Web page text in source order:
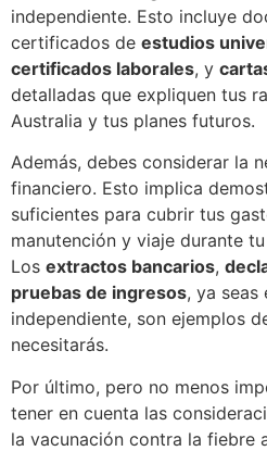
independiente. Esto incluye
certificados de estudios
certificados laborales, y
detalladas que expliquen tus
Australia y tus planes futuros.
Además, debes considerar la
financiero. Esto implica
suficientes para cubrir tus
manutención y viaje durante
Los extractos bancarios,
pruebas de ingresos, ya seas
independiente, son ejemplos
necesitarás.
Por último, pero no menos
tener en cuenta las
la vacunación contra la fiebre